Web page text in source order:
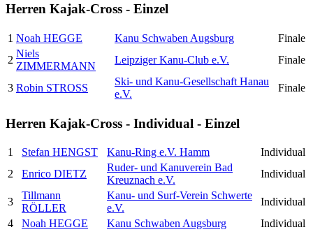
Herren Kajak-Cross - Einzel
1 Noah HEGGE Kanu Schwaben Augsburg
Finale
2
Niels
ZIMMERMANN
Leipziger Kanu-Club e.V. Finale
3 Robin STROSS
Ski- und Kanu-Gesellschaft Hanau
e.V.
Finale
Herren Kajak-Cross - Individual - Einzel
1 Stefan HENGST Kanu-Ring e.V. Hamm
Individual
2
Enrico DIETZ
Ruder- und Kanuverein Bad
Kreuznach e.V.
Individual
3
Tillmann
RÖLLER
Kanu- und Surf-Verein Schwerte
e.V.
Individual
4
Noah HEGGE Kanu Schwaben Augsburg
Individual